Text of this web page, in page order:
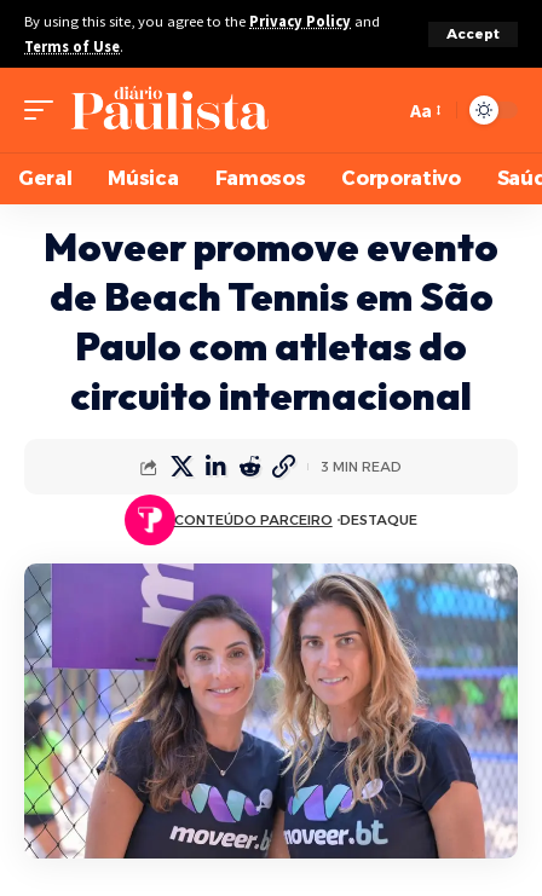
By using this site, you agree to the Privacy Policy and
Terms of Use.
Accept
Aa
Geral Música Famosos Corporativo
Moveer promove evento
de Beach Tennis em São
Paulo com atletas do
circuito internacional
CONTEÚDO PARCEIRO DESTAQUE
3 MIN READ